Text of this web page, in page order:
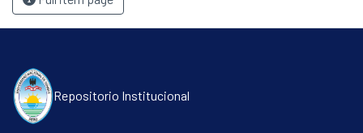
Repositorio Institucional